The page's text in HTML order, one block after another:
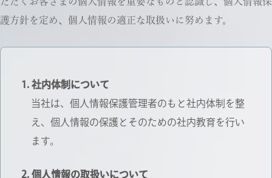
護方針を定め、個人情報の適正な取扱いに努めます。
社内体制について
当社は、個人情報保護管理者のもと社内体制を整
え、個人情報の保護とそのための社内教育を行い
ます。
個人情報の取扱いについて